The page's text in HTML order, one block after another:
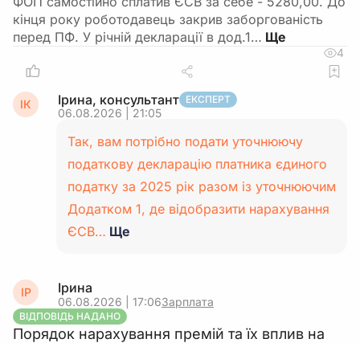
кінця року роботодавець закрив заборгованість
перед ПФ. У річній декларації в дод.1…
4
ІК Ірина, консультант ЕКСПЕРТ
06.08.2026 | 21:05
Так, вам потрібно подати уточнюючу
податкову декларацію платника єдиного
податку за 2025 рік разом із уточнюючим
Додатком 1, де відобразити нарахування
ЄСВ… Ще
ІР Ірина
06.08.2026 | 17:06Зарплата
ВІДПОВІДЬ НАДАНО
Порядок нарахування премій та їх вплив на